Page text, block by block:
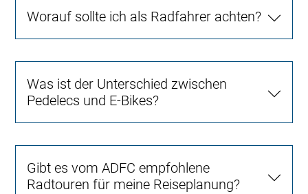
Worauf sollte ich als Radfahrer achten?
Was ist der Unterschied zwischen
Pedelecs und E-Bikes?
Gibt es vom ADFC empfohlene
Radtouren für meine Reiseplanung?